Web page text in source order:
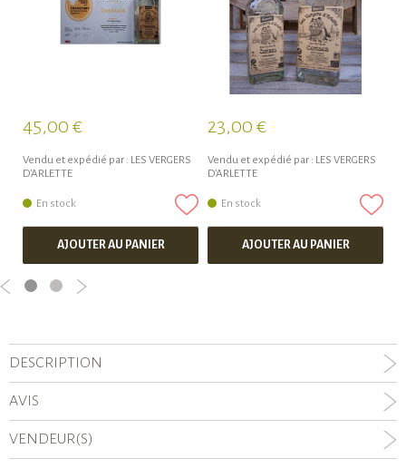
45,00 €
Vendu et expédié par : LES VERGERS
D'ARLETTE
En stock
AJOUTER AU PANIER
23,00 €
Vendu et expédié par : LES VERGERS
D'ARLETTE
En stock
AJOUTER AU PANIER
DESCRIPTION
AVIS
VENDEUR(S)